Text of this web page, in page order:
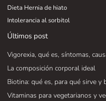
Últimos post
Vigorexia, qué es, síntomas,
La composición corporal ideal
Biotina: qué es, para qué sirve y
Vitaminas para vegetarianos y
Dieta Hernia de hiato
Intolerancia al sorbitol